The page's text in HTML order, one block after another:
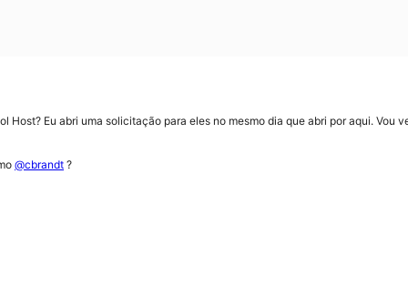
Host? Eu abri uma solicitação para eles no mesmo dia que abri por aqui. Vou
@cbrandt ?